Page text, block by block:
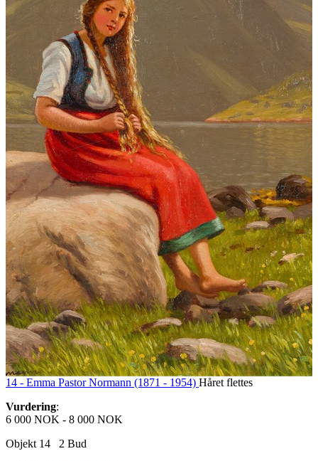
14 - Emma Pastor Normann (1871 - 1954) Håret flettes
Vurdering:
6 000 NOK - 8 000 NOK
Objekt 14
2 Bud